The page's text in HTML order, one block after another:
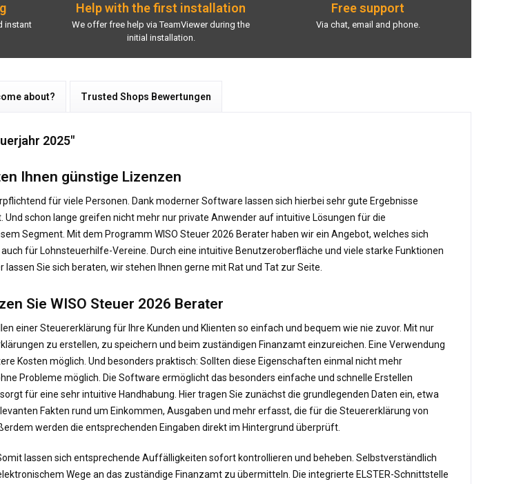
instant
Help with the first installation
We offer free help via TeamViewer during the
initial installation.
Free support
Via chat, email and phone.
about? Trusted Shops Bewertungen
2025"
Ihnen günstige Lizenzen
für viele Personen. Dank moderner Software lassen sich hierbei sehr gute Ergebnisse
schon lange greifen nicht mehr nur private Anwender auf intuitive Lösungen für die
Segment. Mit dem Programm WISO Steuer 2026 Berater haben wir ein Angebot, welches sich
für Lohnsteuerhilfe-Vereine. Durch eine intuitive Benutzeroberfläche und viele starke Funktionen
Sie sich beraten, wir stehen Ihnen gerne mit Rat und Tat zur Seite.
Sie WISO Steuer 2026 Berater
einer Steuererklärung für Ihre Kunden und Klienten so einfach und bequem wie nie zuvor. Mit nur
zu erstellen, zu speichern und beim zuständigen Finanzamt einzureichen. Eine Verwendung
Kosten möglich. Und besonders praktisch: Sollten diese Eigenschaften einmal nicht mehr
Probleme möglich. Die Software ermöglicht das besonders einfache und schnelle Erstellen
für eine sehr intuitive Handhabung. Hier tragen Sie zunächst die grundlegenden Daten ein, etwa
Fakten rund um Einkommen, Ausgaben und mehr erfasst, die für die Steuererklärung von
werden die entsprechenden Eingaben direkt im Hintergrund überprüft.
lassen sich entsprechende Auffälligkeiten sofort kontrollieren und beheben. Selbstverständlich
Wege an das zuständige Finanzamt zu übermitteln. Die integrierte ELSTER-Schnittstelle